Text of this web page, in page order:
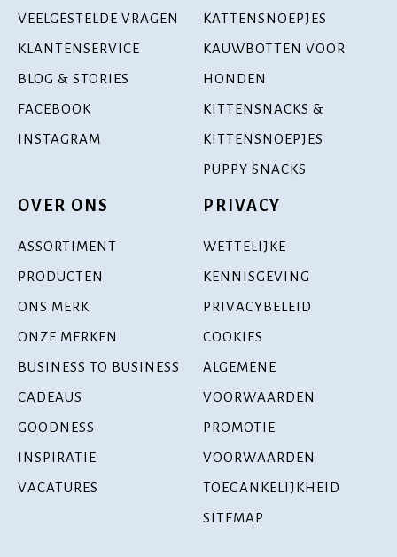
VEELGESTELDE VRAGEN
KLANTENSERVICE
BLOG & STORIES
FACEBOOK
INSTAGRAM
KATTENSNOEPJES
KAUWBOTTEN VOOR
HONDEN
KITTENSNACKS &
KITTENSNOEPJES
PUPPY SNACKS
OVER ONS
ASSORTIMENT
PRODUCTEN
ONS MERK
ONZE MERKEN
BUSINESS TO BUSINESS
CADEAUS
GOODNESS
INSPIRATIE
VACATURES
PRIVACY
WETTELIJKE
KENNISGEVING
PRIVACYBELEID
COOKIES
ALGEMENE
VOORWAARDEN
PROMOTIE
VOORWAARDEN
TOEGANKELIJKHEID
SITEMAP